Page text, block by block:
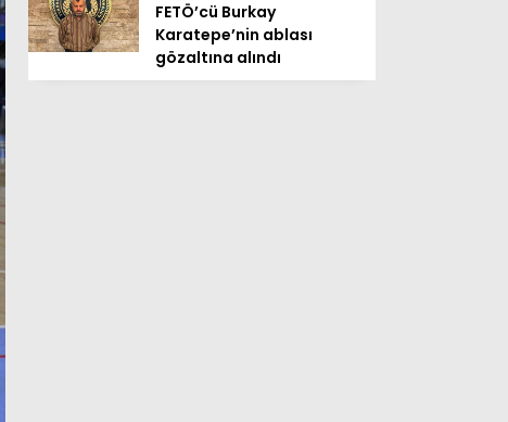
FETÖ’cü Burkay
Karatepe’nin ablası
gözaltına alındı